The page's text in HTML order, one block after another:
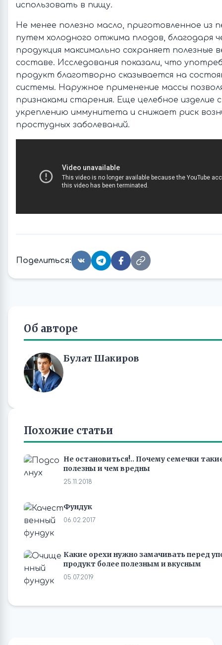
использовать в пищу.
Не менее полезно масло, приготовленное из
путем холодного отжима плодов, благодаря
продукция максимально сохраняет полезные
составе. Исследования показали, что
продукт благотворно сказывается на
системы. Наружное применение массы
признаками старения. Еще целебное изделие
укреплению иммунитета и снижает риск
простудных заболеваний.
Поделиться:
Об авторе
Булат Шакиров
Похожие статьи
Не остановиться!.. Почему семечки
полезны и чем вредны
25.11.2018
Фундук
06.02.2017
Какие орехи нужно замачивать перед
продукт более полезным и вкусным
05.07.2019